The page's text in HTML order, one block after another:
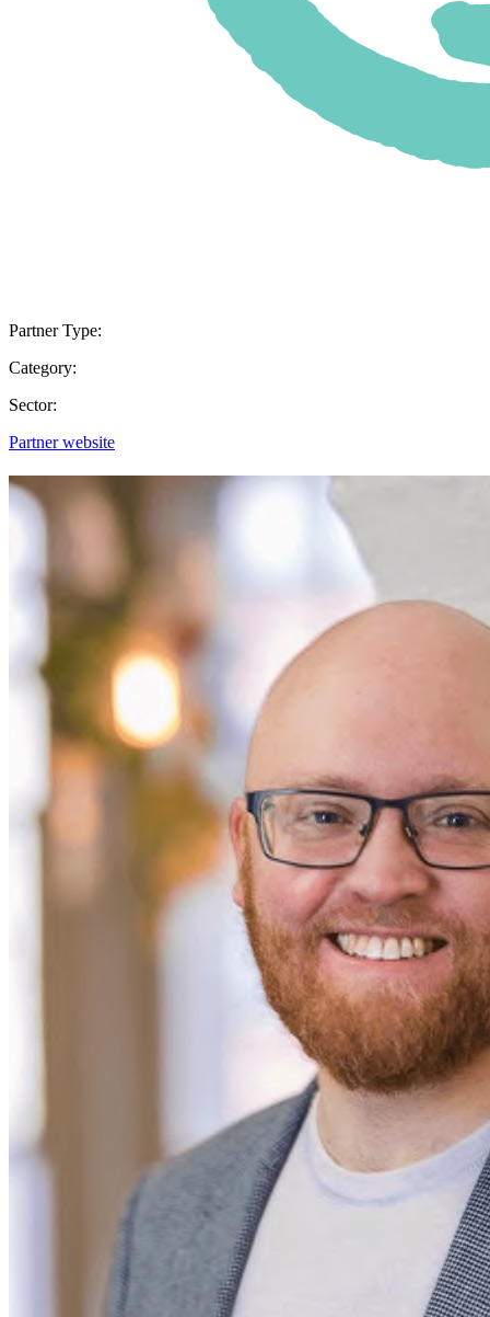
Partner Type:
Category:
Sector:
Partner website